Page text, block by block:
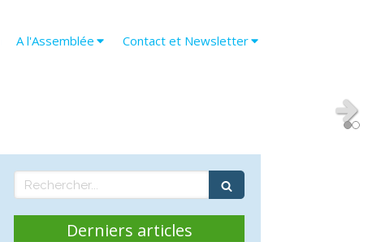
A l'Assemblée Contact et Newsletter
Rechercher
Derniers articles